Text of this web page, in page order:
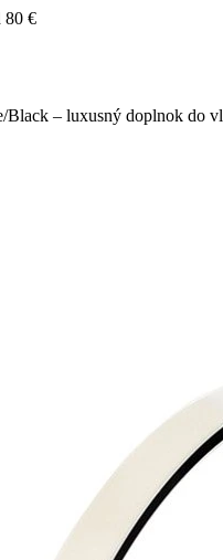
80 €
– luxusný doplnok do